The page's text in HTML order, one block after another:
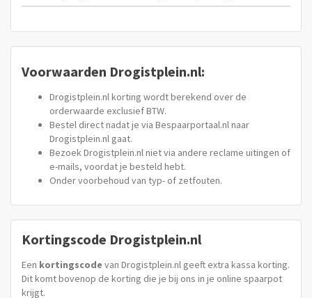
Voorwaarden Drogistplein.nl:
Drogistplein.nl korting wordt berekend over de
orderwaarde exclusief BTW.
Bestel direct nadat je via Bespaarportaal.nl naar
Drogistplein.nl gaat.
Bezoek Drogistplein.nl niet via andere reclame uitingen of
e-mails, voordat je besteld hebt.
Onder voorbehoud van typ- of zetfouten.
Kortingscode Drogistplein.nl
Een kortingscode van Drogistplein.nl geeft extra kassa korting.
Dit komt bovenop de korting die je bij ons in je online spaarpot
krijgt.